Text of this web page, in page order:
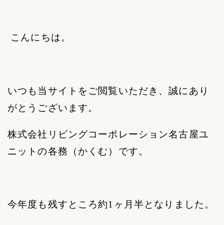
こんにちは。
いつも当サイトをご閲覧いただき、誠にあり
がとうございます。
株式会社リビングコーポレーション名古屋ユ
ニットの各務（かくむ）です。
今年度も残すところ約1 ヶ月半となりました。